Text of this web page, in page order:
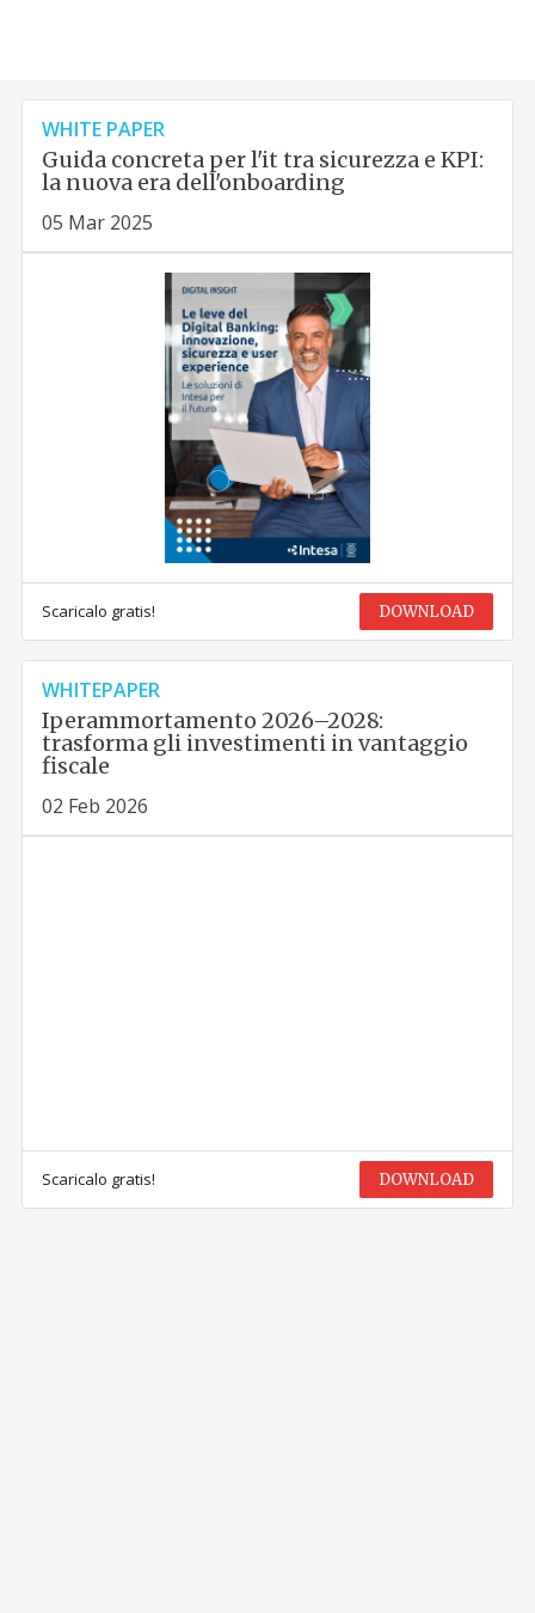
WHITE PAPER
Guida concreta per l'it tra sicurezza e KPI:
la nuova era dell'onboarding
05 Mar 2025
Scaricalo gratis! DOWNLOAD
WHITEPAPER
Iperammortamento 2026–2028:
trasforma gli investimenti in vantaggio
fiscale
02 Feb 2026
Scaricalo gratis! DOWNLOAD